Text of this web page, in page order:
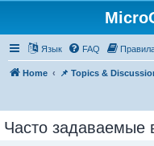
Язык FAQ
Home 📌 Topics &
Часто задаваемые